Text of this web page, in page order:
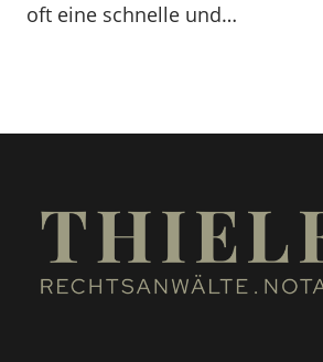
oft eine schnelle und…